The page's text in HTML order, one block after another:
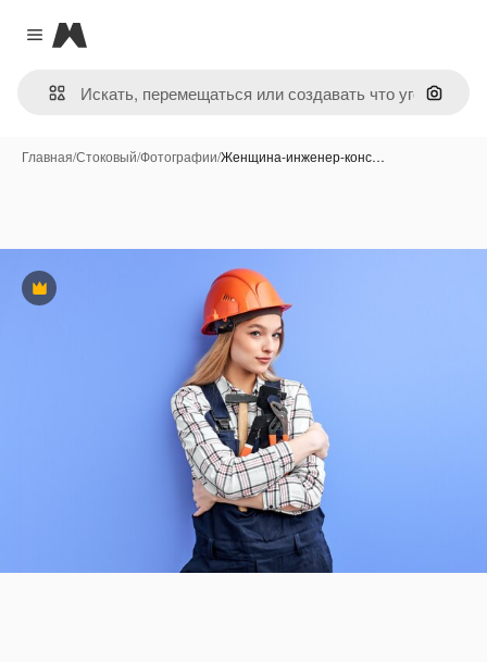
Close menu
Magnific
Поиск
Главная/Стоковый/Фотографии/Женщина-инженер-конс…
Премиум